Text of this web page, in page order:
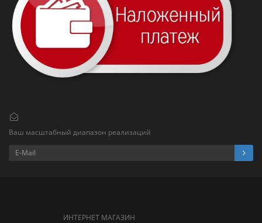
Ваш масштабный диапазон реализаций
ИНТЕРНЕТ МАГАЗИН